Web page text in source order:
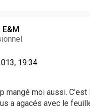
E&M
19:34
mangé moi aussi. C'est
a agacés avec le